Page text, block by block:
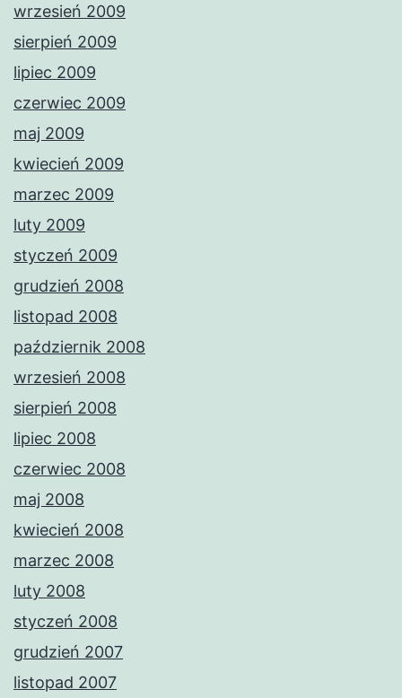
wrzesień 2009
sierpień 2009
lipiec 2009
czerwiec 2009
maj 2009
kwiecień 2009
marzec 2009
luty 2009
styczeń 2009
grudzień 2008
listopad 2008
październik 2008
wrzesień 2008
sierpień 2008
lipiec 2008
czerwiec 2008
maj 2008
kwiecień 2008
marzec 2008
luty 2008
styczeń 2008
grudzień 2007
listopad 2007